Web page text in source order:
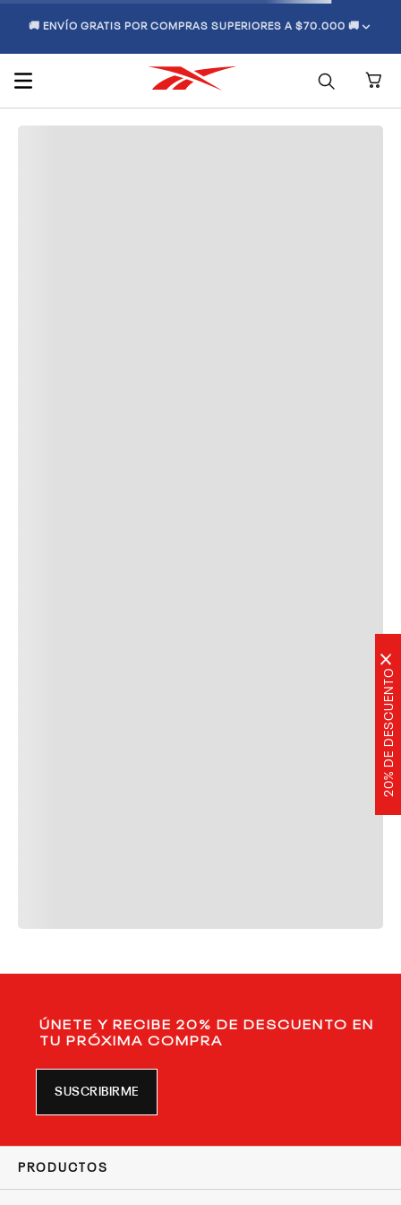
20% DE DESCUENTO
×
🚚 ENVÍO GRATIS POR COMPRAS SUPERIORES A $70.000 🚚
ÚNETE Y RECIBE 20% DE DESCUENTO EN
TU PRÓXIMA COMPRA
SUSCRIBIRME
PRODUCTOS